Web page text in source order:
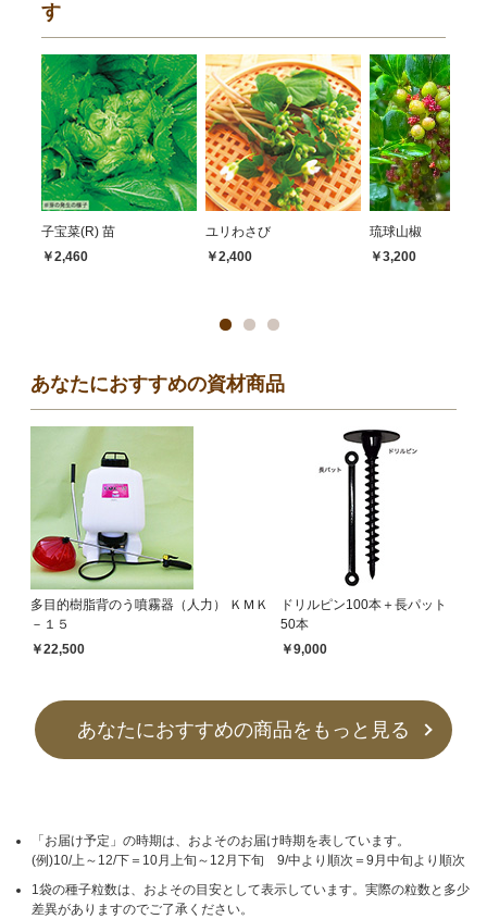
す
子宝菜(R) 苗
￥2,460
ユリわさび
￥2,400
琉球山椒
￥3,200
あなたにおすすめの資材商品
多目的樹脂背のう噴霧器（人力） ＫＭＫ
－１５
￥22,500
ドリルピン100本＋長パット
50本
￥9,000
あなたにおすすめの商品をもっと見る
「お届け予定」の時期は、およそのお届け時期を表しています。
(例)10/上～12/下＝10月上旬～12月下旬 9/中より順次＝9月中旬より順次
1袋の種子粒数は、およその目安として表示しています。実際の粒数と多少
差異がありますのでご了承ください。